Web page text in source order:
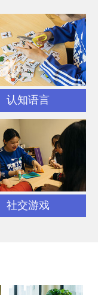
认知语言
社交游戏